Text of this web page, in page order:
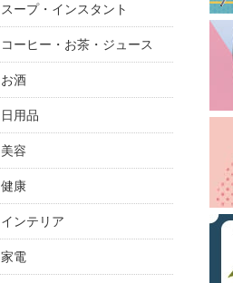
スープ・インスタント
コーヒー・お茶・ジュース
お酒
日用品
美容
健康
インテリア
家電